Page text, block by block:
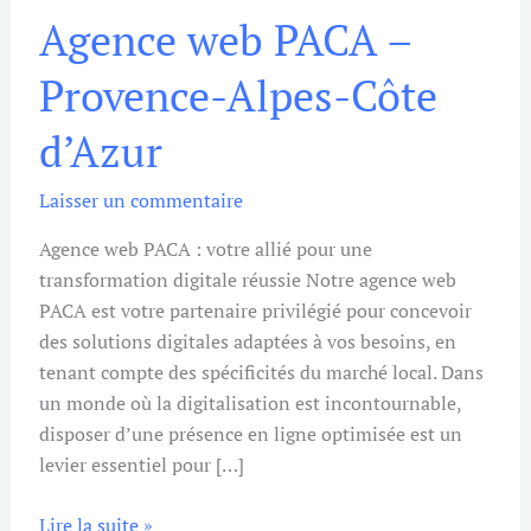
Agence web PACA –
Provence-Alpes-Côte
d’Azur
Laisser un commentaire
Agence web PACA : votre allié pour une
transformation digitale réussie Notre agence web
PACA est votre partenaire privilégié pour concevoir
des solutions digitales adaptées à vos besoins, en
tenant compte des spécificités du marché local. Dans
un monde où la digitalisation est incontournable,
disposer d’une présence en ligne optimisée est un
levier essentiel pour […]
web
PACA
–
Provence-
Alpes-
d’Azur
Lire la suite »